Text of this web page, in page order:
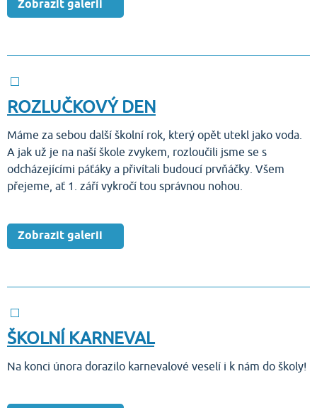
Zobrazit galerii
ROZLUČKOVÝ DEN
Máme za sebou další školní rok, který opět utekl jako voda.
A jak už je na naší škole zvykem, rozloučili jsme se s
odcházejícími páťáky a přivítali budoucí prvňáčky. Všem
přejeme, ať 1. září vykročí tou správnou nohou.
Zobrazit galerii
ŠKOLNÍ KARNEVAL
Na konci února dorazilo karnevalové veselí i k nám do školy!